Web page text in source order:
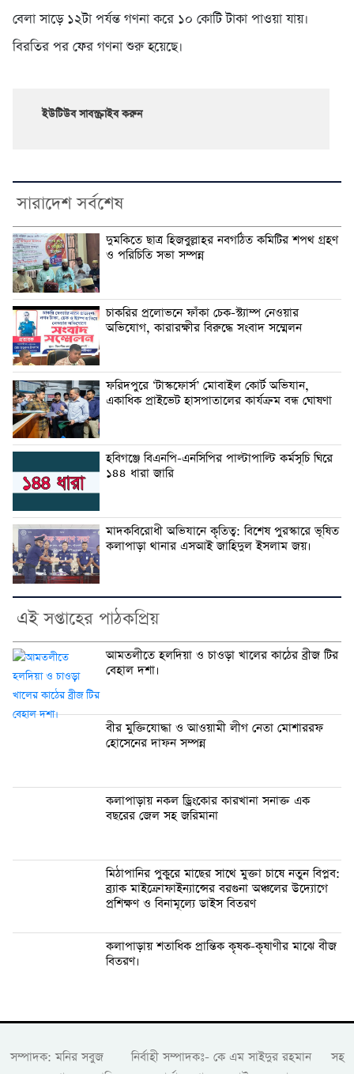
বেলা সাড়ে ১২টা পর্যন্ত গণনা করে ১০ কোটি টাকা পাওয়া যায়।
বিরতির পর ফের গণনা শুরু হয়েছে।
ইউটিউব সাবস্ক্রাইব করুন
সারাদেশ সর্বশেষ
দুমকিতে ছাত্র হিজবুল্লাহর নবগঠিত কমিটির শপথ গ্রহণ
ও পরিচিতি সভা সম্পন্ন
চাকরির প্রলোভনে ফাঁকা চেক-স্ট্যাম্প নেওয়ার
অভিযোগ, কারারক্ষীর বিরুদ্ধে সংবাদ সম্মেলন
ফরিদপুরে ‘টাস্কফোর্স’ মোবাইল কোর্ট অভিযান,
একাধিক প্রাইভেট হাসপাতালের কার্যক্রম বন্ধ ঘোষণা
হবিগঞ্জে বিএনপি-এনসিপির পাল্টাপাল্টি কর্মসূচি ঘিরে
১৪৪ ধারা জারি
মাদকবিরোধী অভিযানে কৃতিত্ব: বিশেষ পুরস্কারে ভূষিত
কলাপাড়া থানার এসআই জাহিদুল ইসলাম জয়।
এই সপ্তাহের পাঠকপ্রিয়
আমতলীতে হলদিয়া ও চাওড়া খালের কাঠের ব্রীজ টির
বেহাল দশা।
বীর মুক্তিযোদ্ধা ও আওয়ামী লীগ নেতা মোশাররফ
হোসেনের দাফন সম্পন্ন
কলাপাড়ায় নকল ড্রিংকোর কারখানা সনাক্ত এক
বছরের জেল সহ জরিমানা
মিঠাপানির পুকুরে মাছের সাথে মুক্তা চাষে নতুন বিপ্লব:
ব্র্যাক মাইক্রোফাইন্যান্সের বরগুনা অঞ্চলের উদ্যোগে
প্রশিক্ষণ ও বিনামূল্যে ডাইস বিতরণ
কলাপাড়ায় শতাধিক প্রান্তিক কৃষক-কৃষাণীর মাঝে বীজ
বিতরণ।
সম্পাদক: মনির সবুজ নির্বাহী সম্পাদকঃ- কে এম সাইদুর রহমান সহ